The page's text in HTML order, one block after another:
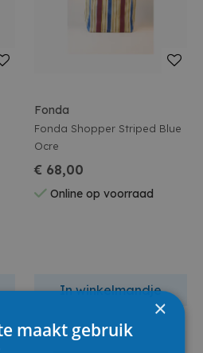
Fonda
Fonda Shopper Striped Blue
Ocre
€ 68,00
Online op voorraad
In winkelmandje
×
maakt gebruik